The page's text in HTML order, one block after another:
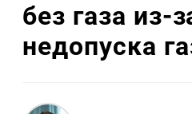
без газа из-
недопуска